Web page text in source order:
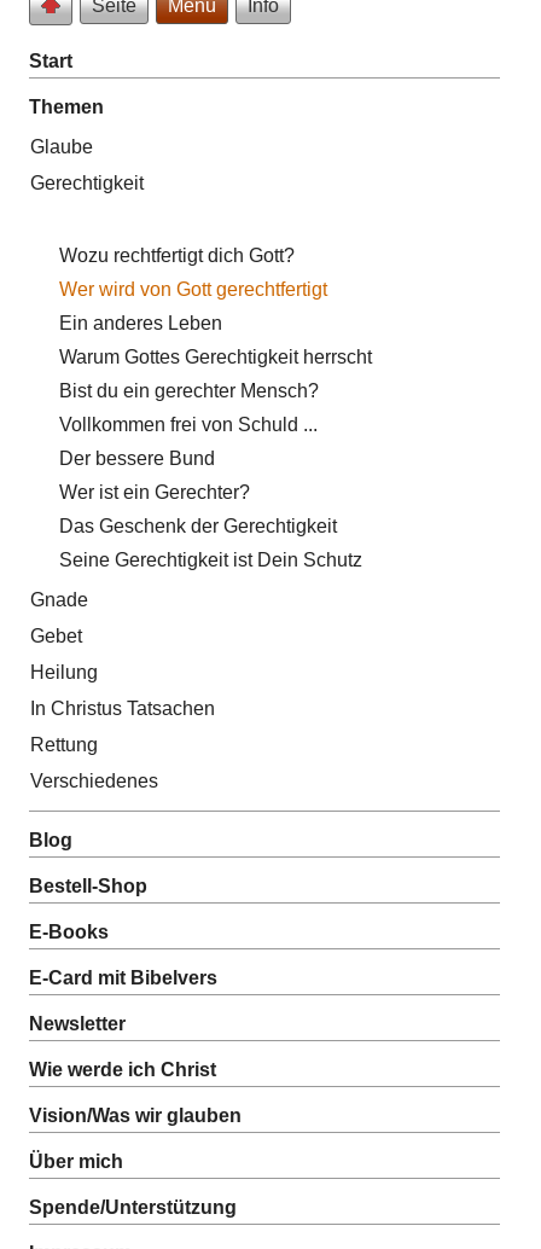
Seite Menü Info
Start
Themen
Glaube
Gerechtigkeit
Wozu rechtfertigt dich Gott?
Wer wird von Gott gerechtfertigt
Ein anderes Leben
Warum Gottes Gerechtigkeit herrscht
Bist du ein gerechter Mensch?
Vollkommen frei von Schuld ...
Der bessere Bund
Wer ist ein Gerechter?
Das Geschenk der Gerechtigkeit
Seine Gerechtigkeit ist Dein Schutz
Gnade
Gebet
Heilung
In Christus Tatsachen
Rettung
Verschiedenes
Blog
Bestell-Shop
E-Books
E-Card mit Bibelvers
Newsletter
Wie werde ich Christ
Vision/Was wir glauben
Über mich
Spende/Unterstützung